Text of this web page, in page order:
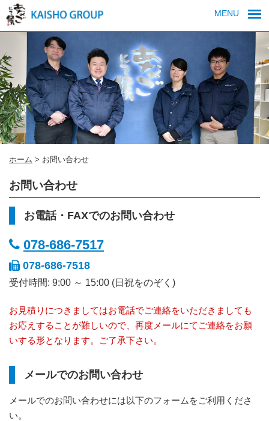
MENU
ホーム > お問い合わせ
お問い合わせ
お電話・FAXでのお問い合わせ
078-686-7517
078-686-7518
受付時間: 9:00 ～ 15:00 (日祝をのぞく)
お見積りにつきましてはお電話でご連絡をいただきましても
お応えすることが難しいので、再度メールにてご連絡をお願
いする形となります。ご了承下さい。
メールでのお問い合わせ
メールでのお問い合わせには以下のフォームをご利用くださ
い。